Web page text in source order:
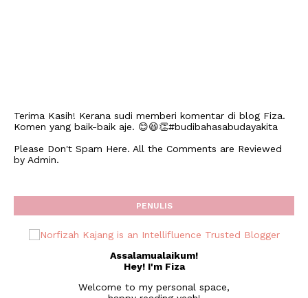
Terima Kasih! Kerana sudi memberi komentar di blog Fiza.
Komen yang baik-baik aje. 😊😆👏#budibahasabudayakita
Please Don't Spam Here. All the Comments are Reviewed
by Admin.
PENULIS
Assalamualaikum!
Hey! I'm Fiza
Welcome to my personal space,